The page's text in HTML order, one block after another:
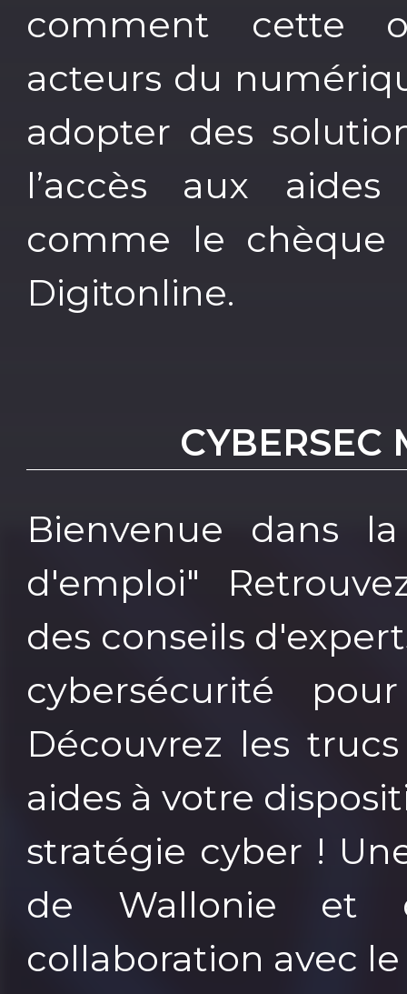
comment cette
acteurs du
adopter des
l’accès aux aides
comme le chèque
Digitonline.
CYBERSEC
Bienvenue dans
d'emploi"
des conseils
cybersécurité
Découvrez les
aides à votre
stratégie cyber !
de Wallonie et
collaboration avec